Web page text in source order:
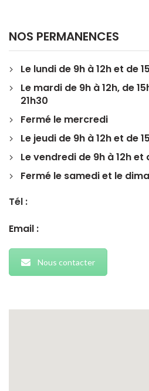
NOS PERMANENCES
Le lundi de 9h à 12h et de
Le mardi de 9h à 12h, de
21h30
Fermé le mercredi
Le jeudi de 9h à 12h et de
Le vendredi de 9h à 12h et
Fermé le samedi et le
Tél :
Email :
Nous contacter